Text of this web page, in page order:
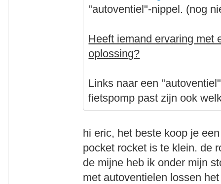
"autoventiel"-nippel. (nog
Heeft iemand ervaring met
oplossing?
Links naar een
fietspomp past zijn ook
hi eric, het beste koop je
pocket rocket is te klein. de
de mijne heb ik onder mijn
met autoventielen lossen